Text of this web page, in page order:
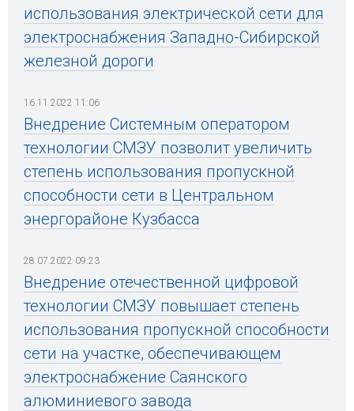
использования электрической сети для
электроснабжения Западно-Сибирской
железной дороги
16.11.2022 11:06
Внедрение Системным оператором
технологии СМЗУ позволит увеличить
степень использования пропускной
способности сети в Центральном
энергорайоне Кузбасса
28.07.2022 09:23
Внедрение отечественной цифровой
технологии СМЗУ повышает степень
использования пропускной способности
сети на участке, обеспечивающем
электроснабжение Саянского
алюминиевого завода